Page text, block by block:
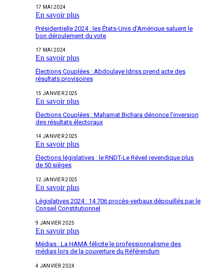
17 MAI 2024
En savoir plus
Présidentielle 2024 : les États-Unis d’Amérique saluent le
bon déroulement du vote
17 MAI 2024
En savoir plus
Élections Couplées : Abdoulaye Idriss prend acte des
résultats provisoires
15 JANVIER 2025
En savoir plus
Élections Couplées : Mahamat Bichara dénonce l’inversion
des résultats électoraux
14 JANVIER 2025
En savoir plus
Élections législatives : le RNDT-Le Réveil revendique plus
de 50 sièges
12 JANVIER 2025
En savoir plus
Législatives 2024 : 14 706 procès-verbaux dépouillés par le
Conseil Constitutionnel
9 JANVIER 2025
En savoir plus
Médias : La HAMA félicite le professionnalisme des
médias lors de la couverture du Référendum
4 JANVIER 2024